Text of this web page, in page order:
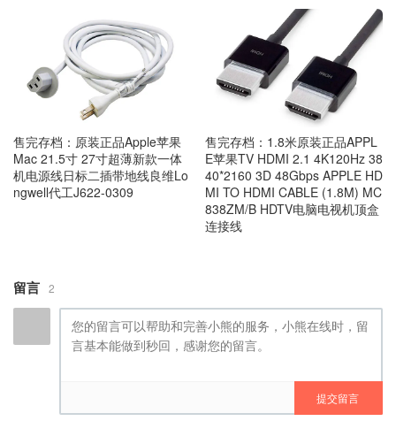
售完存档：原装正品Apple苹果
Mac 21.5寸 27寸超薄新款一体
机电源线日标二插带地线良维Lo
ngwell代工J622-0309
售完存档：1.8米原装正品APPL
E苹果TV HDMI 2.1 4K120Hz 38
40*2160 3D 48Gbps APPLE HD
MI TO HDMI CABLE (1.8M) MC
838ZM/B HDTV电脑电视机顶盒
连接线
留言 2
提交留言